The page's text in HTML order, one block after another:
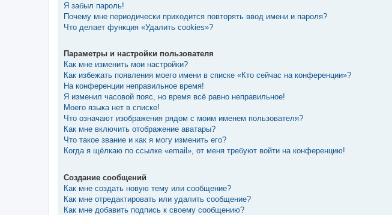
Я забыл пароль!
Почему мне периодически приходится повторять ввод имени и пароля?
Что делает функция «Удалить cookies»?
Параметры и настройки пользователя
Как мне изменить мои настройки?
Как избежать появления моего имени в списке «Кто сейчас на конференции»?
На конференции неправильное время!
Я изменил часовой пояс, но время всё равно неправильное!
Моего языка нет в списке!
Что означают изображения рядом с моим именем пользователя?
Как мне включить отображение аватары?
Что такое звание и как я могу изменить его?
Когда я щёлкаю по ссылке «email», от меня требуют войти на конференцию!
Создание сообщений
Как мне создать новую тему или сообщение?
Как мне отредактировать или удалить сообщение?
Как мне добавить подпись к своему сообщению?